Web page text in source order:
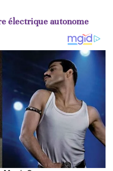
électrique autonome